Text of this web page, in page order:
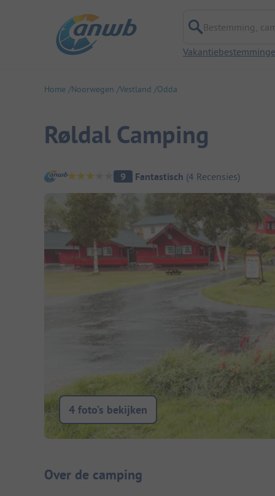
Bestemming,
Home Noorwegen Vestland Odda
Røldal Camping
Camping overzicht
9 Fantastisch (4 Recensies)
4 foto’s bekijken
Camping introductie
Over de camping